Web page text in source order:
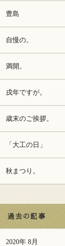
豊島
自慢の。
満開。
戌年ですが。
歳末のご挨拶。
「大工の日」
秋まつり。
過去の記事
2020年 8月